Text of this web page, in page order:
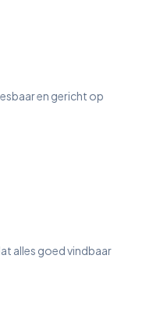
en gericht op
alles goed vindbaar